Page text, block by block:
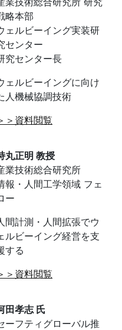
略本部
ェルビーイング実装研
センター
究センター長
ェルビーイングに向け
人機械協調技術
＞資料閲覧
丸正明 教授
業技術総合研究所
報・人間工学領域 フェ
ー
間計測・人間拡張でウ
ルビーイング経営を支
する
＞資料閲覧
田孝志 氏
ーフティグローバル推